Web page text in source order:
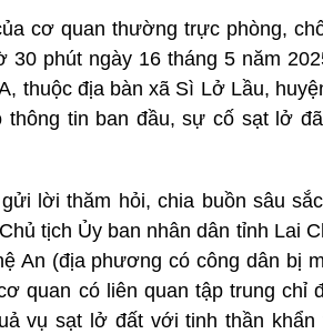
cơ quan thường trực phòng,
30 phút ngày 16 tháng 5 năm
thuộc địa bàn xã Sì Lở Lầu,
thông tin ban đầu, sự cố sạt lở
lời thăm hỏi, chia buồn sâu
tịch Ủy ban nhân dân tỉnh Lai
An (địa phương có công dân bị
quan có liên quan tập trung chỉ
vụ sạt lở đất với tinh thần